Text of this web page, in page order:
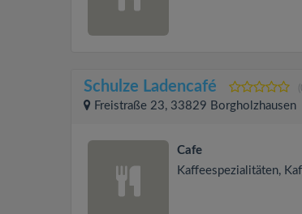
Schulze Ladencafé
Freistraße 23, 33829 Borgholzhausen
Cafe
Kaffeespezialitäten,